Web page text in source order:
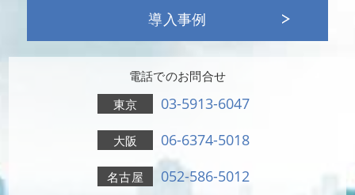
導入事例
電話でのお問合せ
東京
03-5913-6047
大阪 06-6374-5018
名古屋 052-586-5012